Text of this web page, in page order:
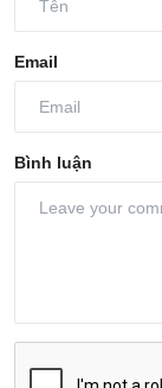
Email
Bình luận